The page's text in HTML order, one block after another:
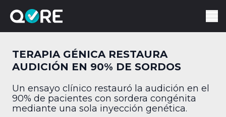
TERAPIA GÉNICA RESTAURA
AUDICIÓN EN 90% DE SORDOS
Un ensayo clínico restauró la audición en el
90% de pacientes con sordera congénita
mediante una sola inyección genética.